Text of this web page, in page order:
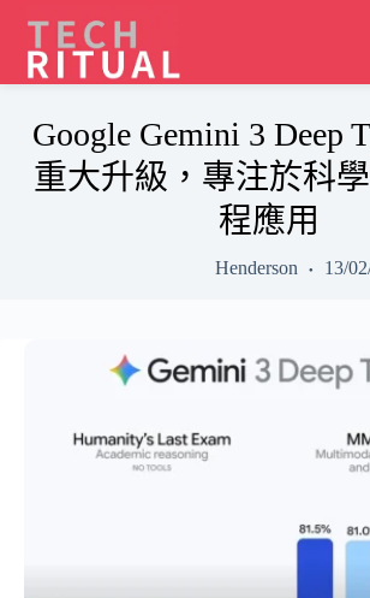
content
Google Gemini 3 Deep
重大升級，專注於科
程應用
Henderson 13/